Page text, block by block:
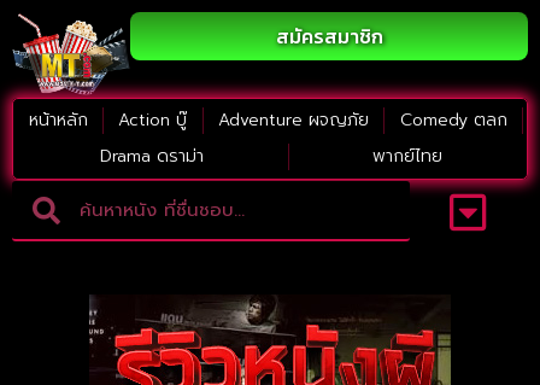
สมัครสมาชิก
หน้าหลัก Action บู๊ Adventure ผจญภัย
Comedy ตลก
Drama ดราม่า
พากย์ไทย